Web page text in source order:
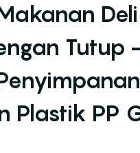
Tutup
Plastik PP